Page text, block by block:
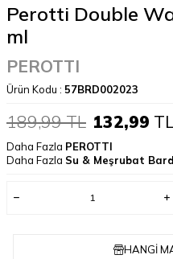
Perotti Double
ml
PEROTTI
Ürün Kodu : 57BRD002023
189,99TL 132,99 TL
Daha Fazla PEROTTI
Daha Fazla Su & Meşrubat
HANGI